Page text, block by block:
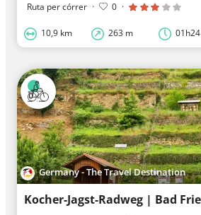
Ruta per córrer · 0 ·
10,9 km 263 m 01h24
Germany - The Travel Destination